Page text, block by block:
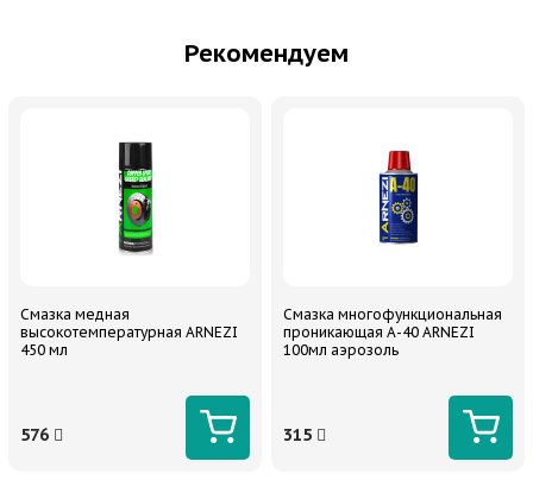
Рекомендуем
Смазка медная
высокотемпературная ARNEZI
450 мл
576
Смазка многофункциональная
проникающая A-40 ARNEZI
100мл аэрозоль
315